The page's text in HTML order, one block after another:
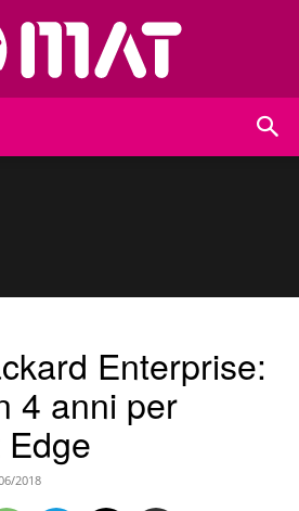
Enterprise:
4 anni per
Edge
2018